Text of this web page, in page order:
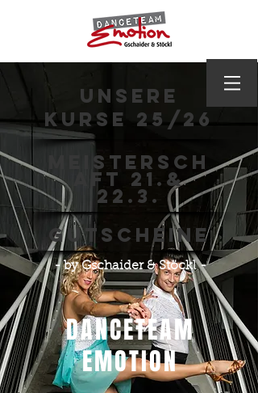
Unsere
Kurse 25/26
Meistersch
aft 21.&
22.3.
Gutscheine
- by Gschaider & Stöckl -
DANCETEAM
EMOTION